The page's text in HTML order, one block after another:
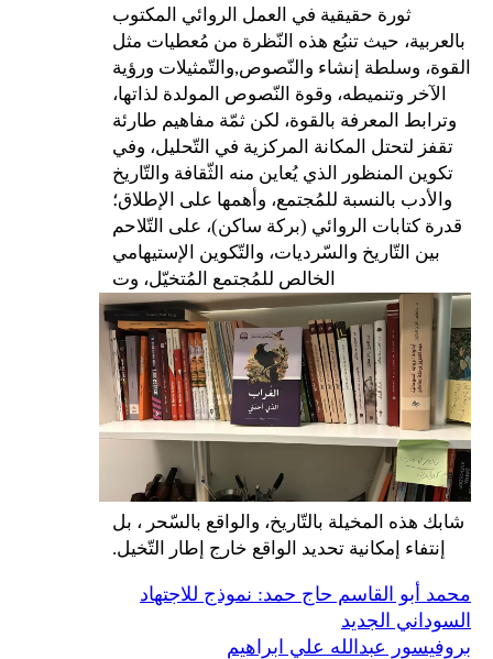
ثورة حقيقية في العمل الروائي المكتوب
بالعربية، حيث تنبُع هذه النّظرة من مُعطيات مثل
القوة، وسلطة إنشاء والنّصوص,والتّمثيلات ورؤية
الآخر وتنميطه، وقوة النّصوص المولدة لذاتها،
وترابط المعرفة بالقوة، لكن ثمّة مفاهيم طارئة
تقفز لتحتل المكانة المركزية في التّحليل، وفي
تكوين المنظور الذي يُعاين منه الثّقافة والتّاريخ
والأدب بالنسبة للمُجتمع، وأهمها على الإطلاق؛
قدرة كتابات الروائي (بركة ساكن)، على التّلاحم
بين التّاريخ والسّرديات، والتّكوين الإستيهامي
الخالص للمُجتمع المُتخيّل، وت
شابك هذه المخيلة بالتّاريخ، والواقع بالسّحر ، بل
إنتفاء إمكانية تحديد الواقع خارج إطار التّخيل.
محمد أبو القاسم حاج حمد: نموذج للاجتهاد
السوداني الجديد
بروفيسور عبدالله علي ابراهيم